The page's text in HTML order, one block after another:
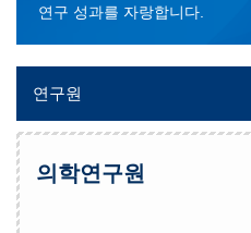
연구 성과를 자랑합니다.
연구원
의학연구원